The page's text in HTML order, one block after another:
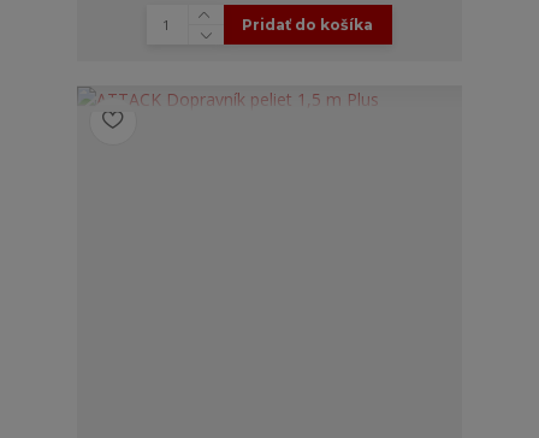
Pridať do košíka